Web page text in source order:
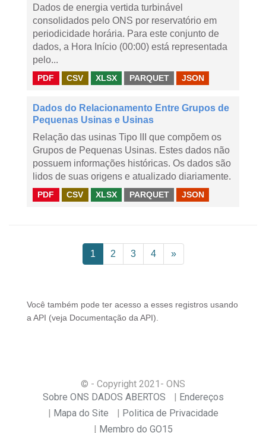
Dados de energia vertida turbinável
consolidados pelo ONS por reservatório em
periodicidade horária. Para este conjunto de
dados, a Hora Início (00:00) está representada
pelo...
PDF CSV XLSX PARQUET JSON
Dados do Relacionamento Entre Grupos de
Pequenas Usinas e Usinas
Relação das usinas Tipo III que compõem os
Grupos de Pequenas Usinas. Estes dados não
possuem informações históricas. Os dados são
lidos de suas origens e atualizado diariamente.
PDF CSV XLSX PARQUET JSON
1 2 3 4 »
Você também pode ter acesso a esses registros usando
a API (veja Documentação da API ).
© - Copyright 2021 - ONS
Sobre ONS DADOS ABERTOS
Endereços
Mapa do Site
Politica de Privacidade
Membro do GO15